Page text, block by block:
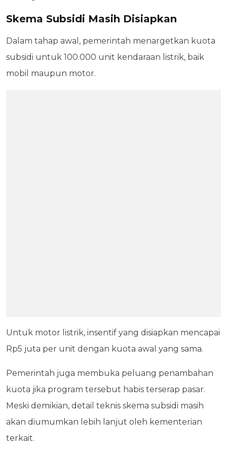
Skema Subsidi Masih Disiapkan
Dalam tahap awal, pemerintah menargetkan kuota
subsidi untuk 100.000 unit kendaraan listrik, baik
mobil maupun motor.
Untuk motor listrik, insentif yang disiapkan mencapai
Rp5 juta per unit dengan kuota awal yang sama.
Pemerintah juga membuka peluang penambahan
kuota jika program tersebut habis terserap pasar.
Meski demikian, detail teknis skema subsidi masih
akan diumumkan lebih lanjut oleh kementerian
terkait.